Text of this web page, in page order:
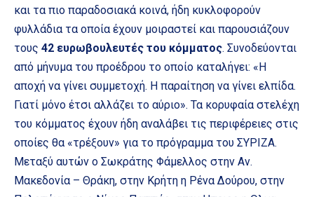
και τα πιο παραδοσιακά κοινά, ήδη κυκλοφορούν
φυλλάδια τα οποία έχουν μοιραστεί και παρουσιάζουν
τους 42 ευρωβουλευτές του κόμματος. Συνοδεύονται
από μήνυμα του προέδρου το οποίο καταλήγει: «Η
αποχή να γίνει συμμετοχή. Η παραίτηση να γίνει ελπίδα.
Γιατί μόνο έτσι αλλάζει το αύριο». Τα κορυφαία στελέχη
του κόμματος έχουν ήδη αναλάβει τις περιφέρειες στις
οποίες θα «τρέξουν» για το πρόγραμμα του ΣΥΡΙΖΑ.
Μεταξύ αυτών ο Σωκράτης Φάμελλος στην Αν.
Μακεδονία – Θράκη, στην Κρήτη η Ρένα Δούρου, στην